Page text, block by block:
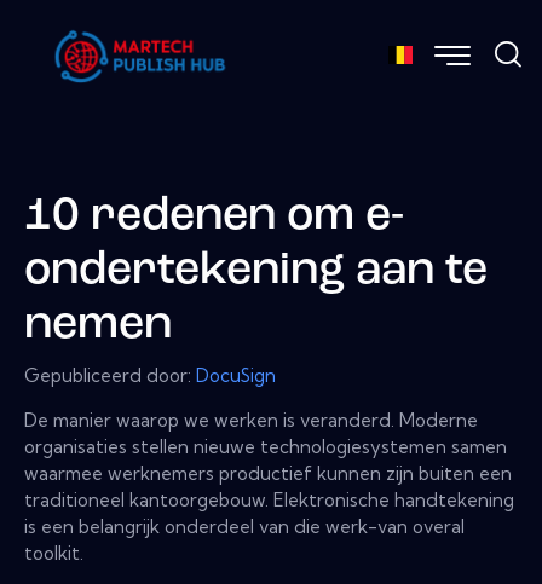
10 redenen om e-
ondertekening aan te
nemen
Gepubliceerd door: DocuSign
De manier waarop we werken is veranderd. Moderne
organisaties stellen nieuwe technologiesystemen samen
waarmee werknemers productief kunnen zijn buiten een
traditioneel kantoorgebouw. Elektronische handtekening
is een belangrijk onderdeel van die werk-van overal
toolkit.